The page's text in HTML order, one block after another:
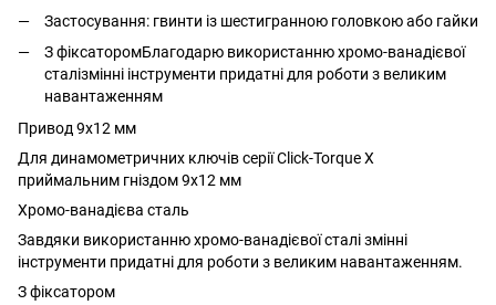
Застосування: гвинти із шестигранною головкою або гайки
З фіксаторомБлагодарю використанню хромо-ванадієвої
сталізмінні інструменти придатні для роботи з великим
навантаженням
Привод 9x12 мм
Для динамометричних ключів серії Click-Torque X
приймальним гніздом 9x12 мм
Хромо-ванадієва сталь
Завдяки використанню хромо-ванадієвої сталі змінні
інструменти придатні для роботи з великим навантаженням.
З фіксатором